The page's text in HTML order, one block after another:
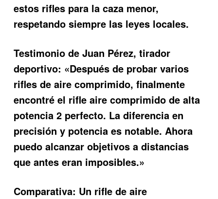
estos rifles para la caza menor,
respetando siempre las leyes locales.
Testimonio de Juan Pérez, tirador
deportivo: «Después de probar varios
rifles de aire comprimido, finalmente
encontré el rifle aire comprimido de alta
potencia 2 perfecto. La diferencia en
precisión y potencia es notable. Ahora
puedo alcanzar objetivos a distancias
que antes eran imposibles.»
Comparativa: Un rifle de aire